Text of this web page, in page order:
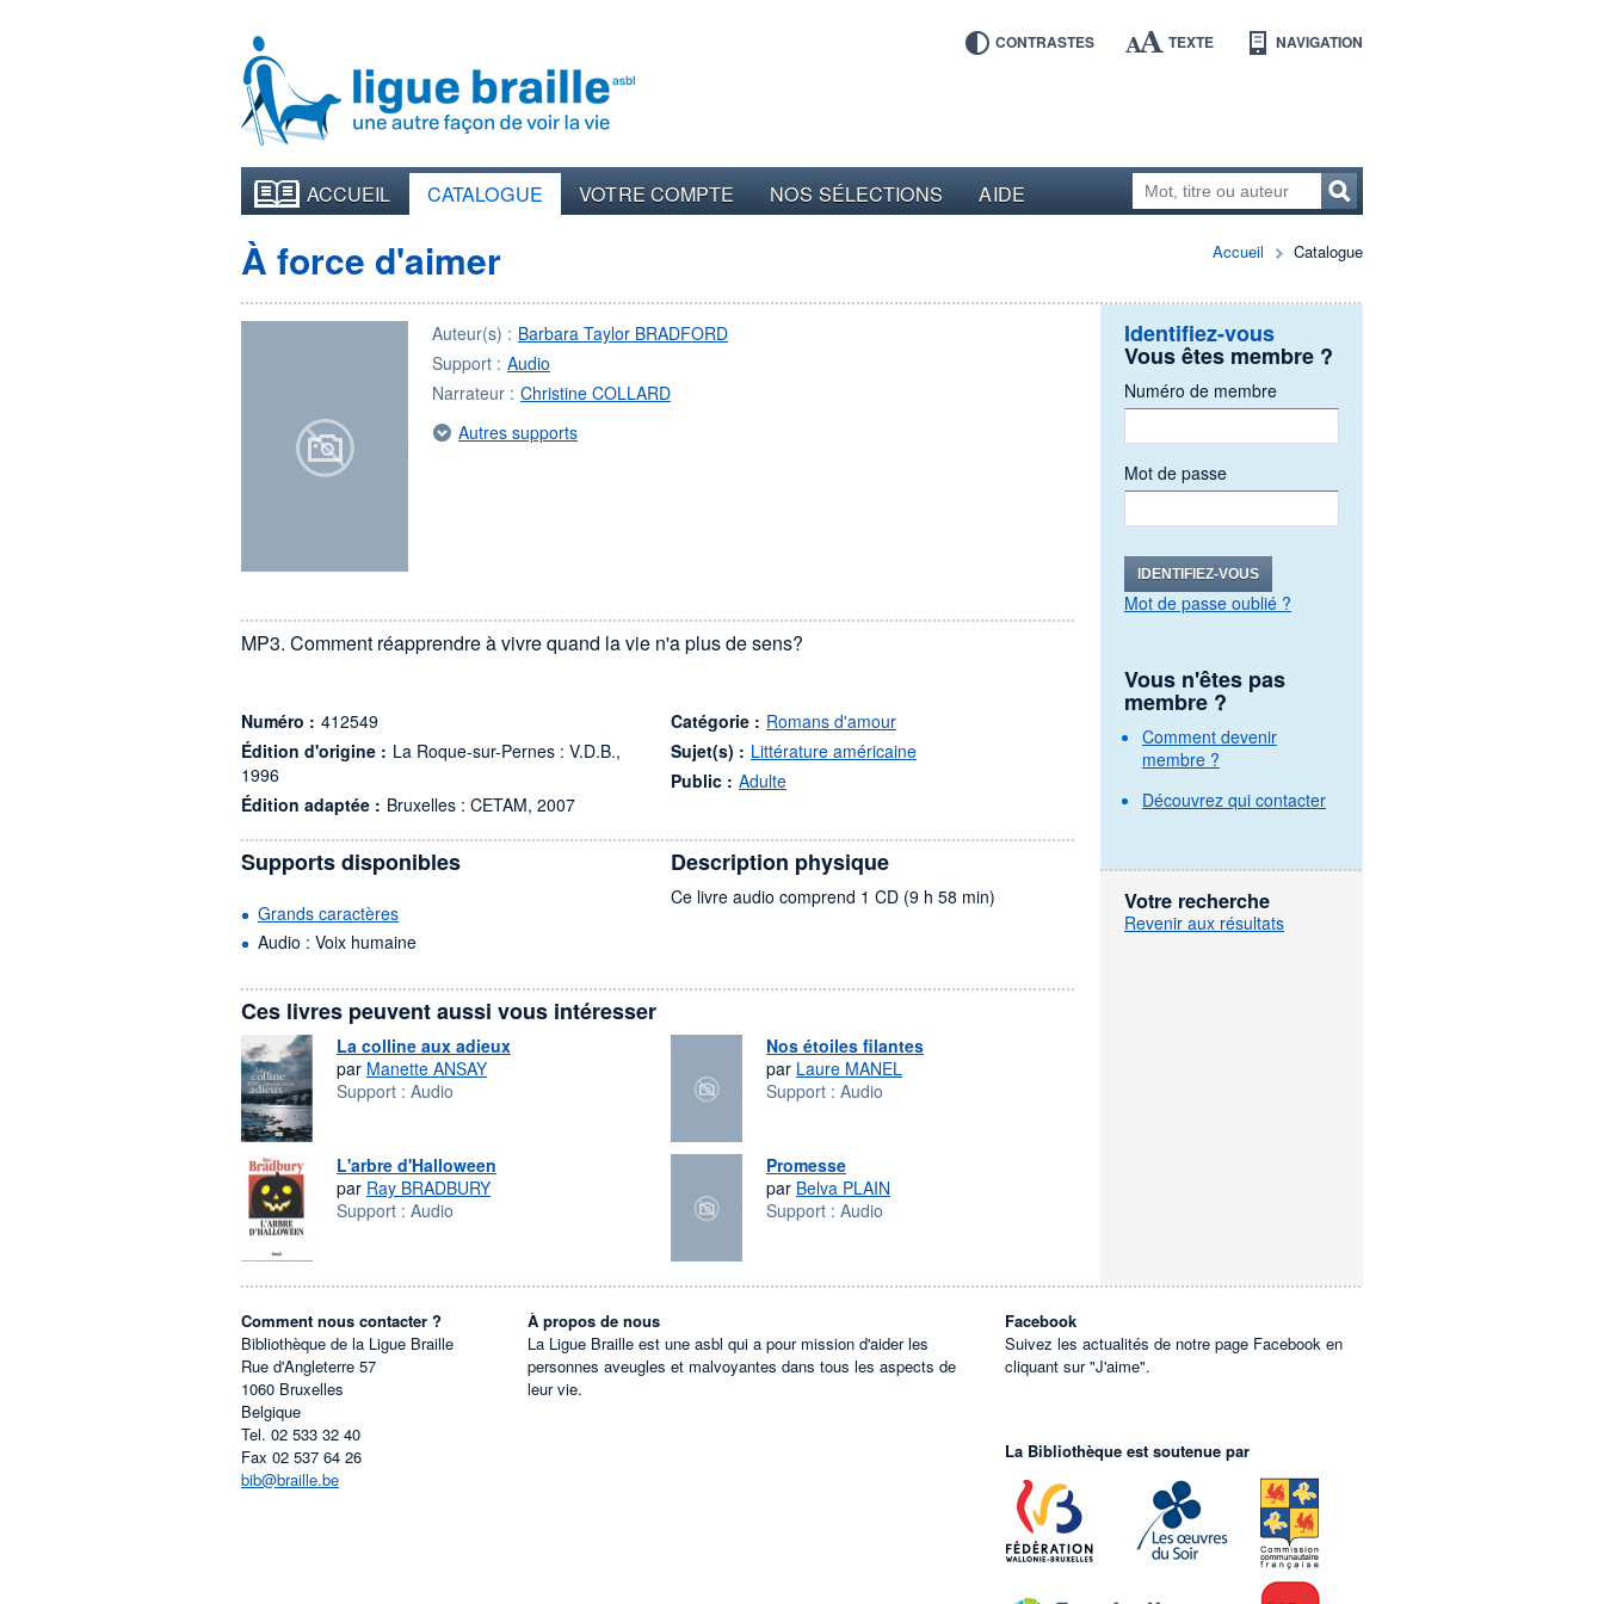
CONTRASTES TEXTE NAVIGATION
ACCUEIL CATALOGUE VOTRE COMPTE NOS SÉLECTIONS AIDE
Accueil Catalogue
À force d'aimer
Auteur(s) : Barbara Taylor BRADFORD
Support : Audio
Narrateur : Christine COLLARD
Autres supports
MP3. Comment réapprendre à vivre quand la vie n'a plus de sens?
Numéro : 412549
Édition d'origine : La Roque-sur-Pernes : V.D.B.,
1996
Édition adaptée : Bruxelles : CETAM, 2007
Catégorie : Romans d'amour
Sujet(s) : Littérature américaine
Public : Adulte
Supports disponibles
Grands caractères
Audio : Voix humaine
Description physique
Ce livre audio comprend 1 CD (9 h 58 min)
Ces livres peuvent aussi vous intéresser
La colline aux adieux
par Manette ANSAY
Support : Audio
Nos étoiles filantes
par Laure MANEL
Support : Audio
L'arbre d'Halloween
par Ray BRADBURY
Support : Audio
Promesse
par Belva PLAIN
Support : Audio
Identifiez-vous
Vous êtes membre ?
Numéro de membre
Mot de passe
IDENTIFIEZ-VOUS
Mot de passe oublié ?
Vous n'êtes pas
membre ?
Comment devenir
membre ?
Découvrez qui contacter
Votre recherche
Revenir aux résultats
Comment nous contacter ?
Bibliothèque de la Ligue Braille
Rue d'Angleterre 57
1060 Bruxelles
Belgique
Tel. 02 533 32 40
Fax 02 537 64 26
bib@braille.be
À propos de nous
La Ligue Braille est une asbl qui a pour mission d'aider les
personnes aveugles et malvoyantes dans tous les aspects de
leur vie.
Facebook
Suivez les actualités de notre page Facebook en
cliquant sur "J'aime".
La Bibliothèque est soutenue par